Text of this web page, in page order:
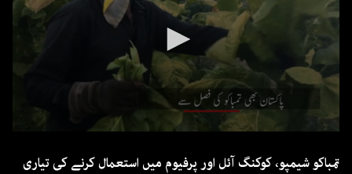
تمباکو شیمپو، کوکنگ آئل اور پرفیوم میں استعمال کرنے کی تیاری